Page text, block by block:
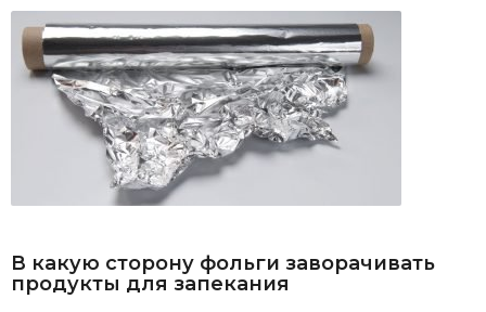
В какую сторону фольги заворачивать
продукты для запекания